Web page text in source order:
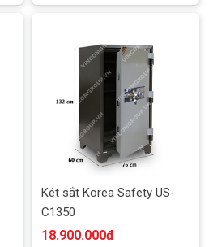
Két sắt Korea Safety US-
C1350
18.900.000đ